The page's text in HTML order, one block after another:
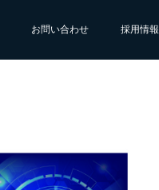
お問い合わせ 採用情報